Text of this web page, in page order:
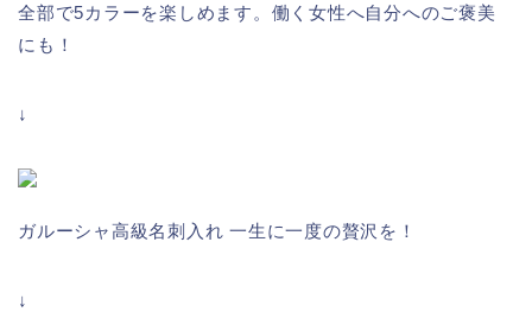
全部で5カラーを楽しめます。働く女性へ自分へのご褒美
にも！
↓
ガルーシャ高級名刺入れ 一生に一度の贅沢を！
↓